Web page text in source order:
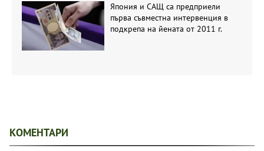
Япония и САЩ са предприели
първа съвместна интервенция в
подкрепа на йената от 2011 г.
КОМЕНТАРИ